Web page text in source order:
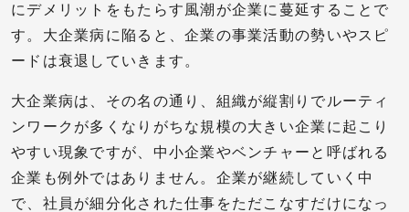
にデメリットをもたらす風潮が企業に蔓延することで
す。大企業病に陥ると、企業の事業活動の勢いやスピ
ードは衰退していきます。
大企業病は、その名の通り、組織が縦割りでルーティ
ンワークが多くなりがちな規模の大きい企業に起こり
やすい現象ですが、中小企業やベンチャーと呼ばれる
企業も例外ではありません。企業が継続していく中
で、社員が細分化された仕事をただこなすだけになっ